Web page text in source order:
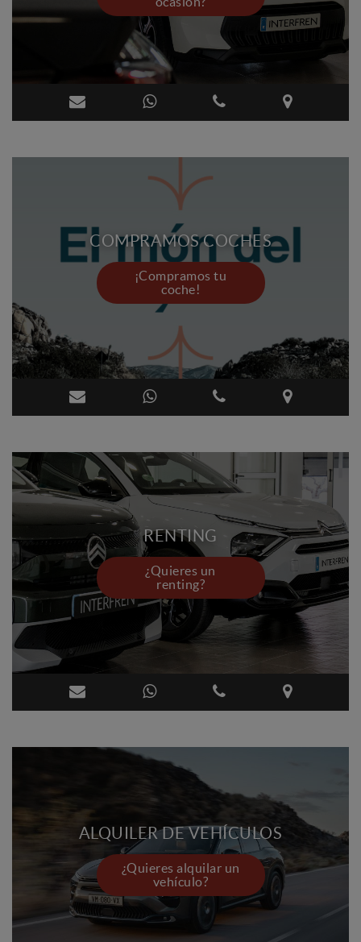
COMPRAMOS COCHES
¡Compramos tu
coche!
RENTING
¿Quieres un
renting?
ALQUILER DE VEHÍCULOS
¿Quieres alquilar un
vehículo?